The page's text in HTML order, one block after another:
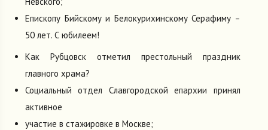
Епископу Бийскому и Белокурихинскому Серафиму –
50 лет. С юбилеем!
Как Рубцовск отметил престольный праздник
главного храма?
Социальный отдел Славгородской епархии принял
активное
участие в стажировке в Москве;